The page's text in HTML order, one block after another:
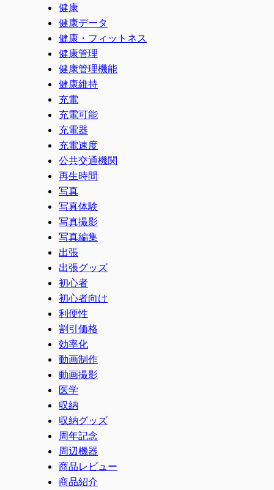
健康
健康データ
健康・フィットネス
健康管理
健康管理機能
健康維持
充電
充電可能
充電器
充電速度
公共交通機関
再生時間
写真
写真体験
写真撮影
写真編集
出張
出張グッズ
初心者
初心者向け
利便性
割引価格
効率化
動画制作
動画撮影
医学
収納
収納グッズ
周年記念
周辺機器
商品レビュー
商品紹介